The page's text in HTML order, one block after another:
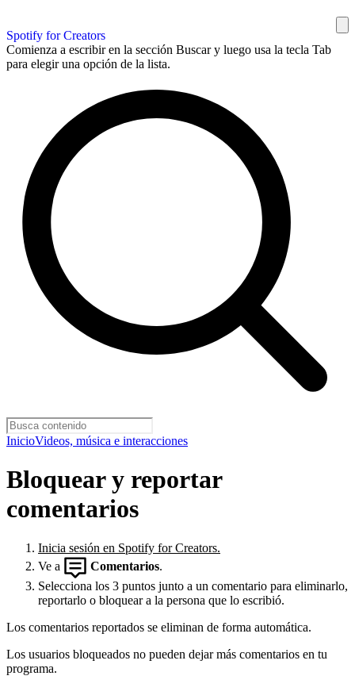
Spotify for Creators
Comienza a escribir en la sección Buscar y luego usa la tecla Tab
para elegir una opción de la lista.
InicioVideos, música e interacciones
Bloquear y reportar
comentarios
Inicia sesión en Spotify for Creators.
Ve a
Comentarios.
Selecciona los 3 puntos junto a un comentario para eliminarlo,
reportarlo o bloquear a la persona que lo escribió.
Los comentarios reportados se eliminan de forma automática.
Los usuarios bloqueados no pueden dejar más comentarios en tu
programa.